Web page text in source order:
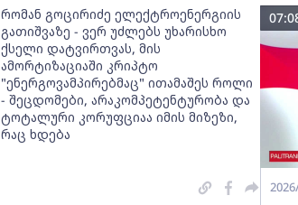
რომან გოცირიძე ელექტროენერგიის
გათიშვაზე - ვერ უძლებს უხარისხო
ქსელი დატვირთვას, მის
ამორტიზაციაში კრიპტო
"ენერგოვამპირებმაც" ითამაშეს როლი
- შეცდომები, არაკომპეტენტურობა და
ტოტალური კორუფციაა იმის მიზეზი,
რაც ხდება